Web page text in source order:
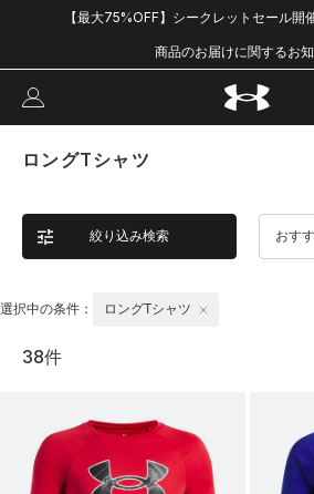
【最大75%OFF】シークレットセール開
商品のお届けに関するお
ロングTシャツ
絞り込み検索 おす
選択中の条件： ロングTシャツ
38件